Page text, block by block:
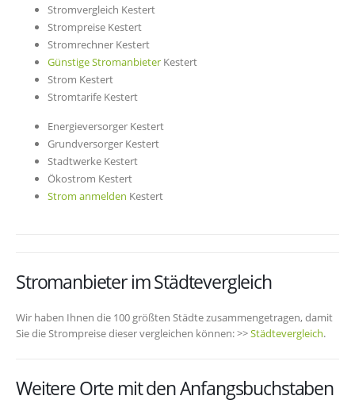
Stromvergleich Kestert
Strompreise Kestert
Stromrechner Kestert
Günstige Stromanbieter Kestert
Strom Kestert
Stromtarife Kestert
Energieversorger Kestert
Grundversorger Kestert
Stadtwerke Kestert
Ökostrom Kestert
Strom anmelden Kestert
Stromanbieter im Städtevergleich
Wir haben Ihnen die 100 größten Städte zusammengetragen, damit
Sie die Strompreise dieser vergleichen können: >>Städtevergleich.
Weitere Orte mit den Anfangsbuchstaben